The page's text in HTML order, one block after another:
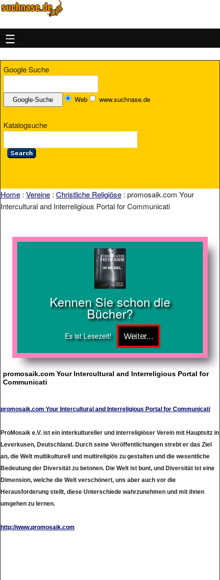
MENU
Google Suche
Web www.suchnase.de
Katalogsuche
Home : Vereine : Christliche Religiöse : promosaik.com Your
Intercultural and Interreligious Portal for Communicati
Kennen Sie schon die
Bücher?
Es ist Lesezeit!
promosaik.com Your Intercultural and Interreligious Portal for
Communicati
promosaik.com Your Intercultural and Interreligious Portal for Communicati
ProMosaik e.V. ist ein interkultureller und interreligiöser Verein mit Hauptsitz in
Leverkusen, Deutschland. Durch seine Veröffentlichungen strebt er das Ziel
an, die Welt multikulturell und multireligiös zu gestalten und die wesentliche
Bedeutung der Diversität zu betonen. Die Welt ist bunt, und Diversität ist eine
Dimension, welche die Welt verschönert, uns aber auch vor die
Herausforderung stellt, diese Unterschiede wahrzunehmen und mit ihnen
umgehen zu lernen.
http://www.promosaik.com